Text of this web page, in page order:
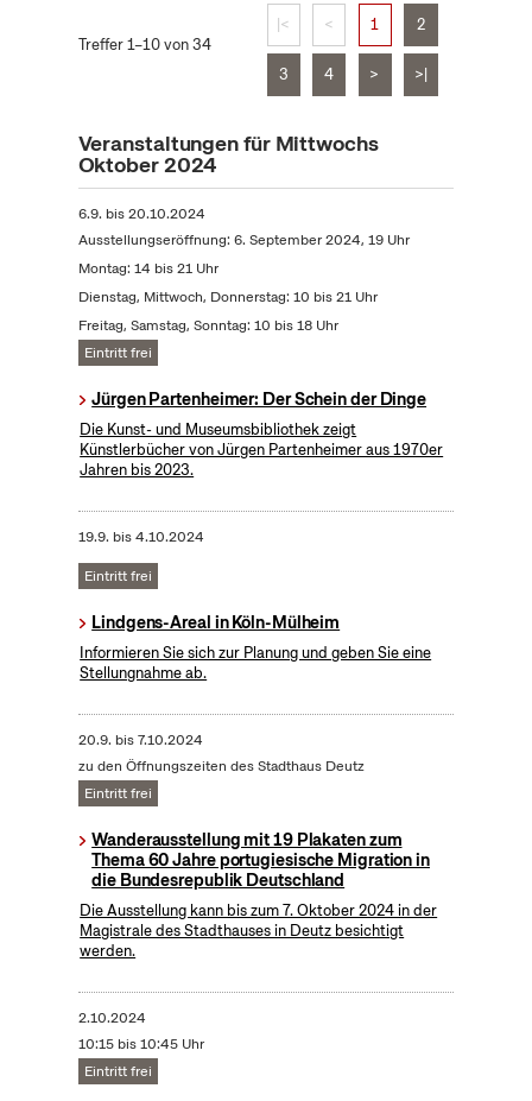
Treffer 1–10 von 34
|< < 1 2
3 4 > >|
Veranstaltungen für Mittwochs
Oktober 2024
6.9. bis20.10.2024
Ausstellungseröffnung: 6. September 2024, 19 Uhr
Montag: 14 bis 21 Uhr
Dienstag, Mittwoch, Donnerstag: 10 bis 21 Uhr
Freitag, Samstag, Sonntag: 10 bis 18 Uhr
Eintritt frei
Jürgen Partenheimer: Der Schein der Dinge
Die Kunst- und Museumsbibliothek zeigt
Künstlerbücher von Jürgen Partenheimer aus 1970er
Jahren bis 2023.
19.9. bis4.10.2024
Eintritt frei
Lindgens-Areal in Köln-Mülheim
Informieren Sie sich zur Planung und geben Sie eine
Stellungnahme ab.
20.9. bis7.10.2024
zu den Öffnungszeiten des Stadthaus Deutz
Eintritt frei
Wanderausstellung mit 19 Plakaten zum
Thema 60 Jahre portugiesische Migration in
die Bundesrepublik Deutschland
Die Ausstellung kann bis zum 7. Oktober 2024 in der
Magistrale des Stadthauses in Deutz besichtigt
werden.
2.10.2024
10:15 bis 10:45 Uhr
Eintritt frei